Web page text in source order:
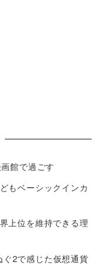
館で過ごす
もベーシックインカ
上位を維持できる理
2で感じた仮想通貨